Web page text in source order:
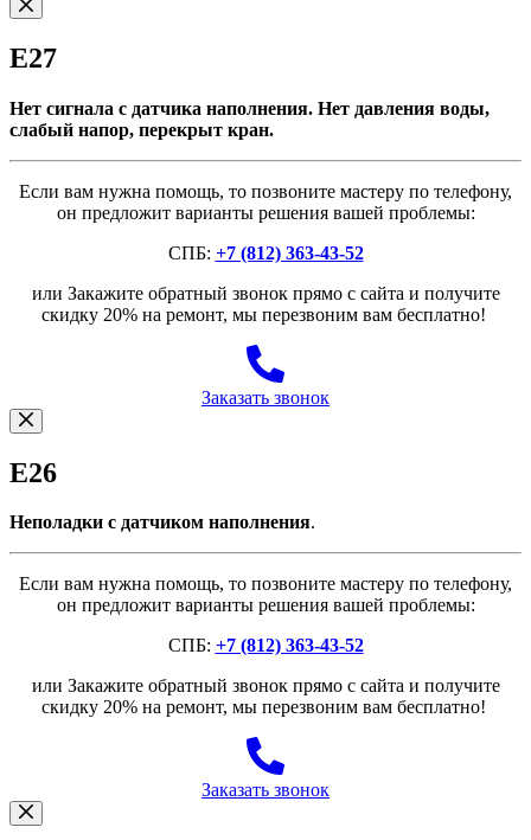
E27
Нет сигнала с датчика наполнения. Нет давления воды,
слабый напор, перекрыт кран.
Если вам нужна помощь, то позвоните мастеру по телефону,
он предложит варианты решения вашей проблемы:
СПБ: +7 (812) 363-43-52
или Закажите обратный звонок прямо с сайта и получите
скидку 20% на ремонт, мы перезвоним вам бесплатно!
Заказать звонок
E26
Неполадки с датчиком наполнения.
Если вам нужна помощь, то позвоните мастеру по телефону,
он предложит варианты решения вашей проблемы:
СПБ: +7 (812) 363-43-52
или Закажите обратный звонок прямо с сайта и получите
скидку 20% на ремонт, мы перезвоним вам бесплатно!
Заказать звонок